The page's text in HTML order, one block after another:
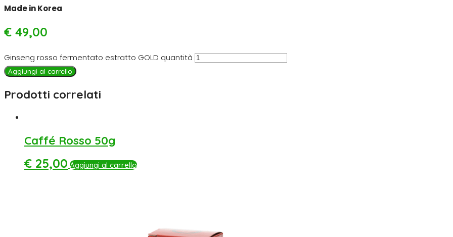
Made in Korea
€ 49,00
Ginseng rosso fermentato estratto GOLD quantità
Aggiungi al carrello
Prodotti correlati
Caffé Rosso 50g
€ 25,00 Aggiungi al carrello